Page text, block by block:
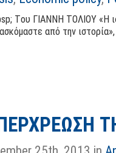
Tου ΓΙΑΝΝΗ ΤΟΛΙΟΥ «Η
από την